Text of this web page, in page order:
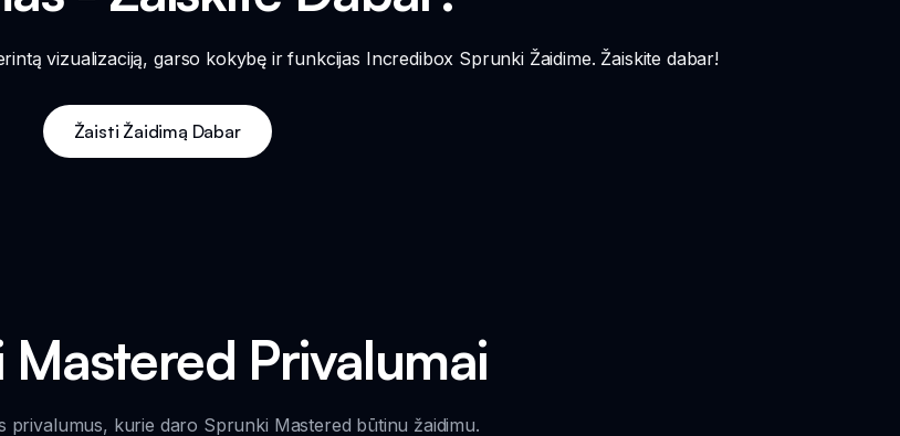
vizualizaciją, garso kokybę ir funkcijas Incredibox Sprunki Žaidime. Žaiskite dabar!
Žaisti Žaidimą Dabar
Mastered Privalumai
privalumus, kurie daro Sprunki Mastered būtinu žaidimu.